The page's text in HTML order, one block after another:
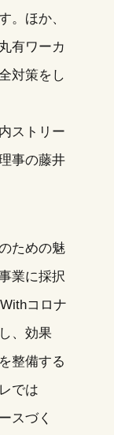
。ほか、
有ワーカ
対策をし
ストリー
事の藤井
ための魅
業に採択
コロナ
、効果
整備する
では
スづく